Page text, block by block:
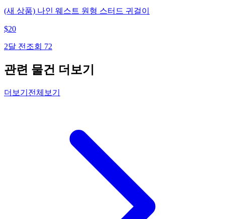
(새 상품) 나인 웨스트 원형 스터드 귀걸이
$20
2달 전 조회 72
관련 물건 더보기
더보기 전체보기